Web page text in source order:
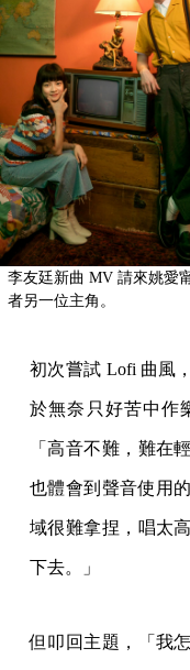
李友廷新曲 MV 請來姚愛
者另一位主角。
初次嘗試 Lofi 曲風
於無奈只好苦中作
「高音不難，難在
也體會到聲音使用
域很難拿捏，唱太
下去。」
但叩回主題，「我